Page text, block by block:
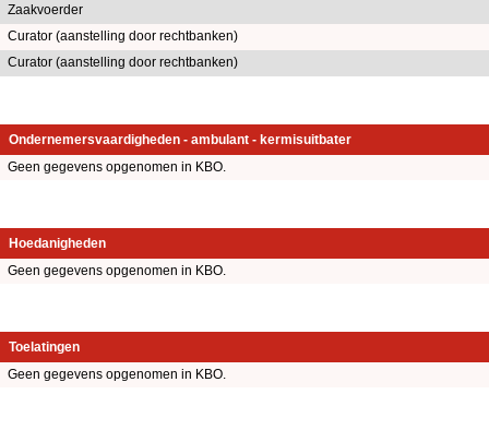
Zaakvoerder
Curator (aanstelling door rechtbanken)
Curator (aanstelling door rechtbanken)
Ondernemersvaardigheden - ambulant - kermisuitbater
Geen gegevens opgenomen in KBO.
Hoedanigheden
Geen gegevens opgenomen in KBO.
Toelatingen
Geen gegevens opgenomen in KBO.